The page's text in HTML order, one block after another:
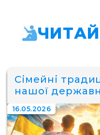
Сімейні
нашої
16.05.2026